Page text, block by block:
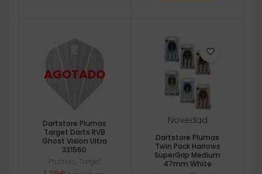
Dartstore Plumas
Target Darts RVB
Ghost Vision Ultra
331560
Plumas Target
Novedad
Dartstore Plumas
Twin Pack Harrows
SuperGrip Medium
47mm White